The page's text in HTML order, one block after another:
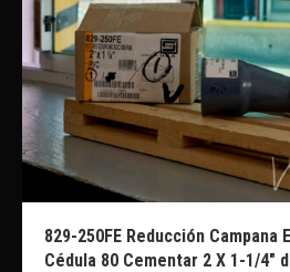
829-250FE Reducción Campana
Cédula 80 Cementar 2 X 1-1/4″